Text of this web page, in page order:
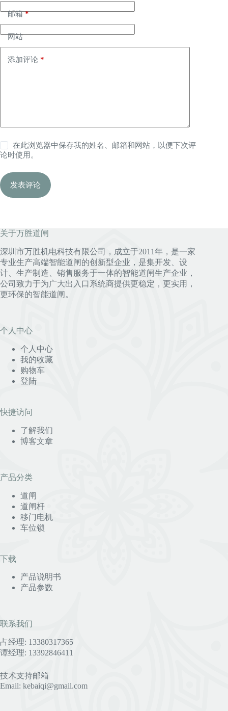
邮箱*
网站
添加评论 *
在此浏览器中保存我的姓名、邮箱和网站，以便下次评
论时使用。
发表评论
关于万胜道闸
深圳市万胜机电科技有限公司，成立于2011年，是一家
专业生产高端智能道闸的创新型企业，是集开发、设
计、生产制造、销售服务于一体的智能道闸生产企业，
公司致力于为广大出入口系统商提供更稳定，更实用，
更环保的智能道闸。
个人中心
个人中心
我的收藏
购物车
登陆
快捷访问
了解我们
博客文章
产品分类
道闸
道闸杆
移门电机
车位锁
下载
产品说明书
产品参数
联系我们
占经理: 13380317365
谭经理: 13392846411
技术支持邮箱
Email: kebaiqi@gmail.com